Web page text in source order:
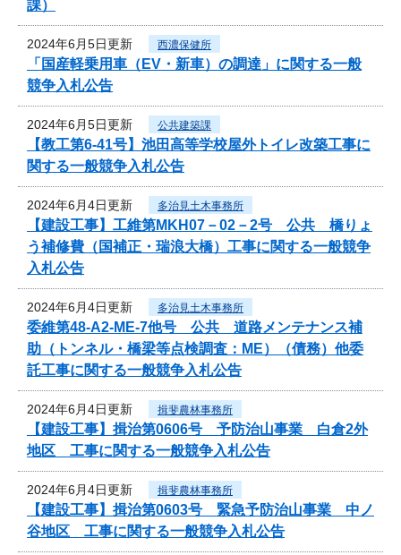
課）
2024年6月5日更新 西濃保健所
「国産軽乗用車（EV・新車）の調達」に関する一般
競争入札公告
2024年6月5日更新 公共建築課
【教工第6-41号】池田高等学校屋外トイレ改築工事に
関する一般競争入札公告
2024年6月4日更新 多治見土木事務所
【建設工事】工維第MKH07－02－2号 公共 橋りょ
う補修費（国補正・瑞浪大橋）工事に関する一般競争
入札公告
2024年6月4日更新 多治見土木事務所
委維第48-A2-ME-7他号 公共 道路メンテナンス補
助（トンネル・橋梁等点検調査：ME）（債務）他委
託工事に関する一般競争入札公告
2024年6月4日更新 揖斐農林事務所
【建設工事】揖治第0606号 予防治山事業 白倉2外
地区 工事に関する一般競争入札公告
2024年6月4日更新 揖斐農林事務所
【建設工事】揖治第0603号 緊急予防治山事業 中ノ
谷地区 工事に関する一般競争入札公告